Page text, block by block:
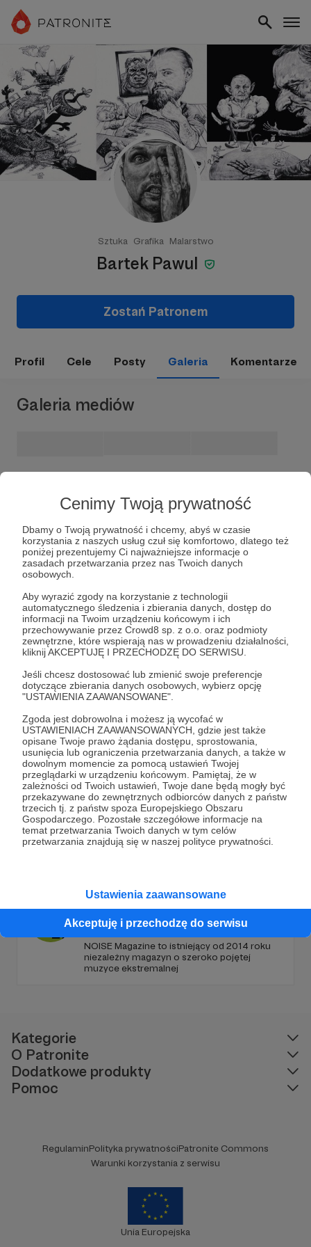
Cenimy Twoją prywatność
Dbamy o Twoją prywatność i chcemy, abyś w czasie
korzystania z naszych usług czuł się komfortowo, dlatego też
poniżej prezentujemy Ci najważniejsze informacje o
zasadach przetwarzania przez nas Twoich danych
osobowych.
Aby wyrazić zgody na korzystanie z technologii
automatycznego śledzenia i zbierania danych, dostęp do
informacji na Twoim urządzeniu końcowym i ich
przechowywanie przez Crowd8 sp. z o.o. oraz podmioty
zewnętrzne, które wspierają nas w prowadzeniu działalności,
kliknij AKCEPTUJĘ I PRZECHODZĘ DO SERWISU.
Jeśli chcesz dostosować lub zmienić swoje preferencje
dotyczące zbierania danych osobowych, wybierz opcję
"USTAWIENIA ZAAWANSOWANE".
Zgoda jest dobrowolna i możesz ją wycofać w
USTAWIENIACH ZAAWANSOWANYCH, gdzie jest także
opisane Twoje prawo żądania dostępu, sprostowania,
usunięcia lub ograniczenia przetwarzania danych, a także w
dowolnym momencie za pomocą ustawień Twojej
przeglądarki w urządzeniu końcowym. Pamiętaj, że w
zależności od Twoich ustawień, Twoje dane będą mogły być
przekazywane do zewnętrznych odbiorców danych z państw
trzecich tj. z państw spoza Europejskiego Obszaru
Gospodarczego. Pozostałe szczegółowe informacje na
temat przetwarzania Twoich danych w tym celów
przetwarzania znajdują się w naszej polityce prywatności.
Ustawienia zaawansowane
Akceptuję i przechodzę do serwisu
Sztuka Grafika Malarstwo
Bartek Pawul
Zostań Patronem
Profil Cele Posty Galeria Komentarze
Galeria mediów
Dołącz do grona Patronów!
Wesprzyj działalność AutoraBartek Pawuljuż teraz!
Zostań Patronem
Promowani autorzy
Potem-o-tem
101 patronów
Teatr "Potem-o-tem" to działający w pełni
niezależnie, profesjonalny teatr założony z
potrzeby tworzenia na własnych zasadach.
humoru dają zupełnie nową jakość
teatralnego doświadczenia.
NOISE Magazine
150 patronów 5440 zł miesięcznie
NOISE Magazine to istniejący od 2014 roku
niezależny magazyn o szeroko pojętej
muzyce ekstremalnej
Kategorie
O Patronite
Dodatkowe produkty
Pomoc
RegulaminPolityka prywatnościPatronite Commons
Warunki korzystania z serwisu
Unia Europejska